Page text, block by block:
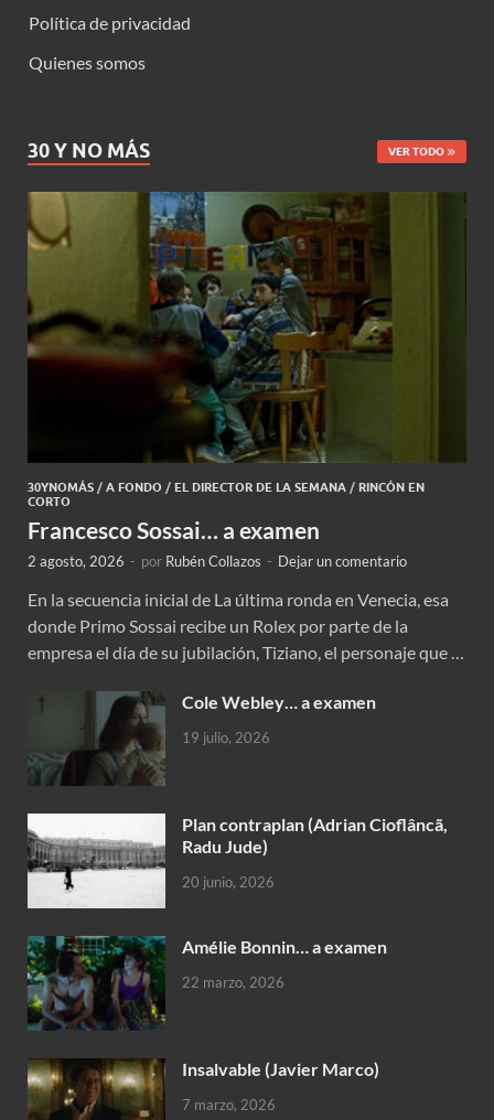
Política de privacidad
Quienes somos
30 Y NO MÁS VER TODO
30YNOMÁS / A FONDO / EL DIRECTOR DE LA SEMANA / RINCÓN EN
CORTO
Francesco Sossai… a examen
2 agosto, 2026 - por Rubén Collazos - Dejar un comentario
En la secuencia inicial de La última ronda en Venecia, esa
donde Primo Sossai recibe un Rolex por parte de la
empresa el día de su jubilación, Tiziano, el personaje que …
Cole Webley… a examen
19 julio, 2026
Plan contraplan (Adrian Cioflâncã,
Radu Jude)
20 junio, 2026
Amélie Bonnin… a examen
22 marzo, 2026
Insalvable (Javier Marco)
7 marzo, 2026